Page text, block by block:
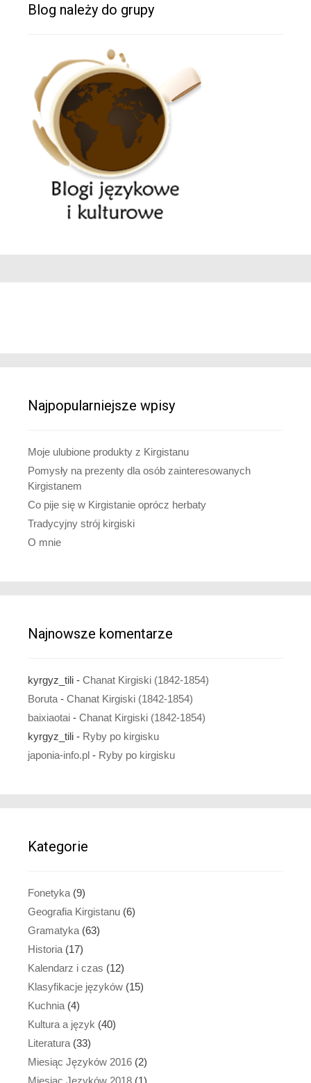
Blog należy do grupy
Najpopularniejsze wpisy
Moje ulubione produkty z Kirgistanu
Pomysły na prezenty dla osób zainteresowanych
Kirgistanem
Co pije się w Kirgistanie oprócz herbaty
Tradycyjny strój kirgiski
O mnie
Najnowsze komentarze
kyrgyz_tili - Chanat Kirgiski (1842-1854)
Boruta - Chanat Kirgiski (1842-1854)
baixiaotai - Chanat Kirgiski (1842-1854)
kyrgyz_tili - Ryby po kirgisku
japonia-info.pl - Ryby po kirgisku
Kategorie
Fonetyka (9)
Geografia Kirgistanu (6)
Gramatyka (63)
Historia (17)
Kalendarz i czas (12)
Klasyfikacje języków (15)
Kuchnia (4)
Kultura a język (40)
Literatura (33)
Miesiąc Języków 2016 (2)
Miesiąc Języków 2018 (1)